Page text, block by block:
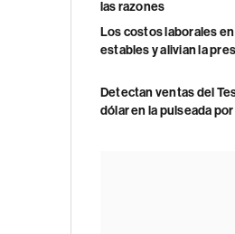
las razones
Los costos laborales
estables y alivian la
Detectan ventas del
dólar en la pulseada